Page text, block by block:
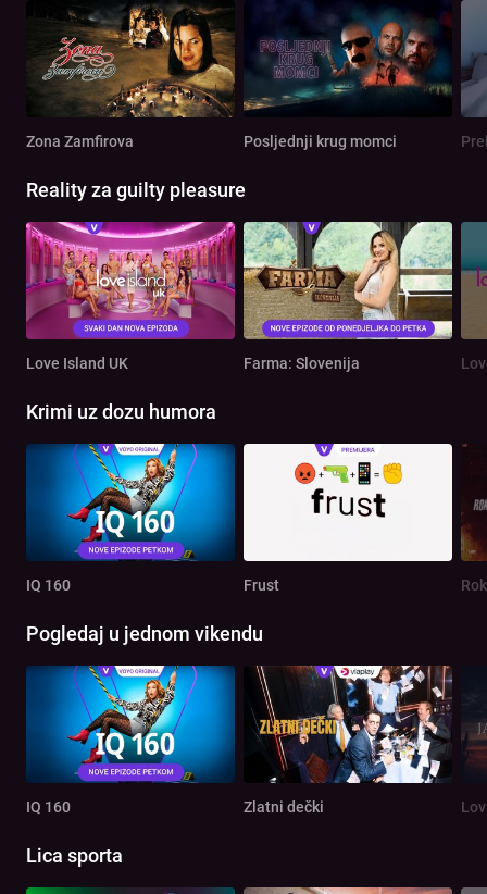
Zona Zamfirova Posljednji krug momci
Reality za guilty pleasure
Love Island UK Farma: Slovenija
Krimi uz dozu humora
IQ 160 Frust
Pogledaj u jednom vikendu
IQ 160 Zlatni dečki
Lica sporta